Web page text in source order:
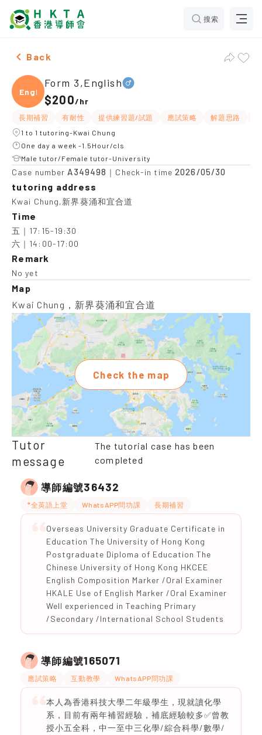
搜索
Male Form 3,English，Kwai Chung Tuition
Back
Engli
Form 3,English
$200/hr
長期補習 有耐性 提供練習題/試題 應試策略 解題思路
1 to 1 tutoring-Kwai Chung
One day a week -1.5Hour/cls
Male tutor/Female tutor-University
Case number A349498 ｜Check-in time2026/05/30
tutoring address
Kwai Chung,新界葵涌和宜合道
Time
五｜17:15-19:30
六｜14:00-17:00
Remark
No yet
Map
Kwai Chung，新界葵涌和宜合道
Check the map
Tutor
message
The tutorial case has been
completed
導師編號36432
*全英語上堂 WhatsAPP問功課 長期補習
Overseas University Graduate Certificate in
Education The University of Hong Kong
Postgraduate Diploma of Education The
Chinese University of Hong Kong HKCEE
English Composition Marker /Oral Examiner
HKALE Use of English Marker /Oral Examiner
Well experienced in Teaching Primary
/Secondary /International School Students
導師編號165071
應試策略 互動教學 WhatsAPP問功課
本人為香港科技大學二年級學生，現就讀化學
系，目前有兩年補習經驗，補底經驗較多✅曾教
授小五全科，中一至中三化學/綜合科學/數學/